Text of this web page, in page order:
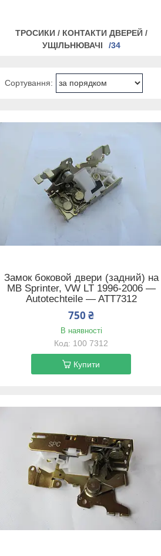
ТРОСИКИ / КОНТАКТИ ДВЕРЕЙ /
УЩІЛЬНЮВАЧІ
34
Замок боковой двери (задний) на
MB Sprinter, VW LT 1996-2006 —
Autotechteile — ATT7312
750 ₴
В наявності
100 7312
Купити